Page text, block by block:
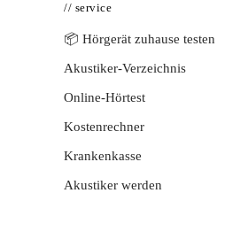
// service
📦 Hörgerät zuhause testen
Akustiker-Verzeichnis
Online-Hörtest
Kostenrechner
Krankenkasse
Akustiker werden